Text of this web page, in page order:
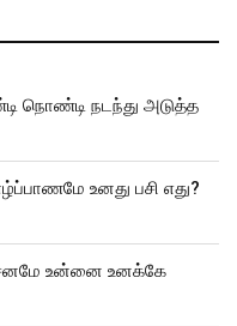
நொண்டி நடந்து அடுத்த
உனது பசி எது?
உன்னை உனக்கே